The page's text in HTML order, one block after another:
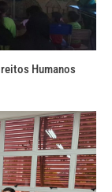
Humanos